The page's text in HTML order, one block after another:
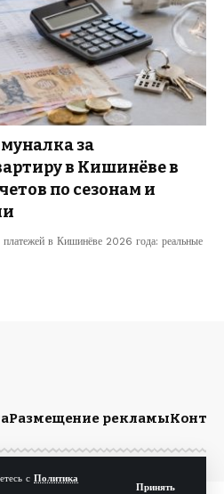
с Политика
Принять
за
в Кишинёве в
по сезонам и
в Кишинёве 2026 года: реальные
Размещение рекламы